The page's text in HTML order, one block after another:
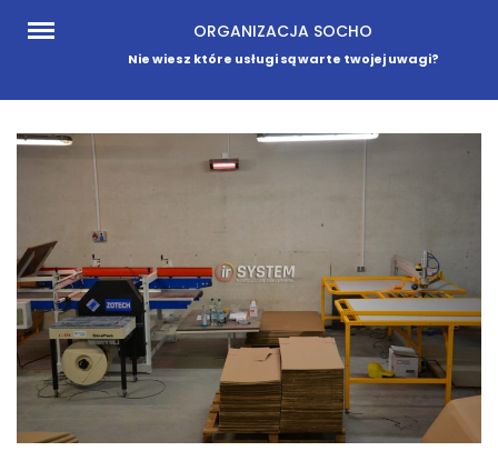
Skip
ORGANIZACJA SOCHO
Nie wiesz które usługi są warte twojej uwagi?